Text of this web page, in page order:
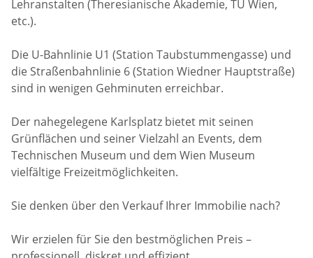
Lehranstalten (Theresianische Akademie, TU Wien,
etc.).
Die U-Bahnlinie U1 (Station Taubstummengasse) und
die Straßenbahnlinie 6 (Station Wiedner Hauptstraße)
sind in wenigen Gehminuten erreichbar.
Der nahegelegene Karlsplatz bietet mit seinen
Grünflächen und seiner Vielzahl an Events, dem
Technischen Museum und dem Wien Museum
vielfältige Freizeitmöglichkeiten.
Sie denken über den Verkauf Ihrer Immobilie nach?
Wir erzielen für Sie den bestmöglichen Preis –